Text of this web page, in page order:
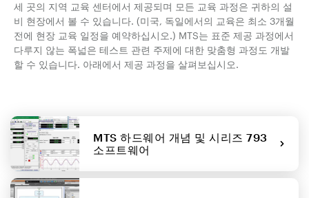
세 곳의 지역 교육 센터에서 제공되며 모든 교육 과정은 귀하의 설
비 현장에서 볼 수 있습니다. (미국, 독일에서의 교육은 최소 3개월
전에 현장 교육 일정을 예약하십시오.) MTS는 표준 제공 과정에서
다루지 않는 폭넓은 테스트 관련 주제에 대한 맞춤형 과정도 개발
할 수 있습니다. 아래에서 제공 과정을 살펴보십시오.
MTS 하드웨어 개념 및 시리즈 793
소프트웨어